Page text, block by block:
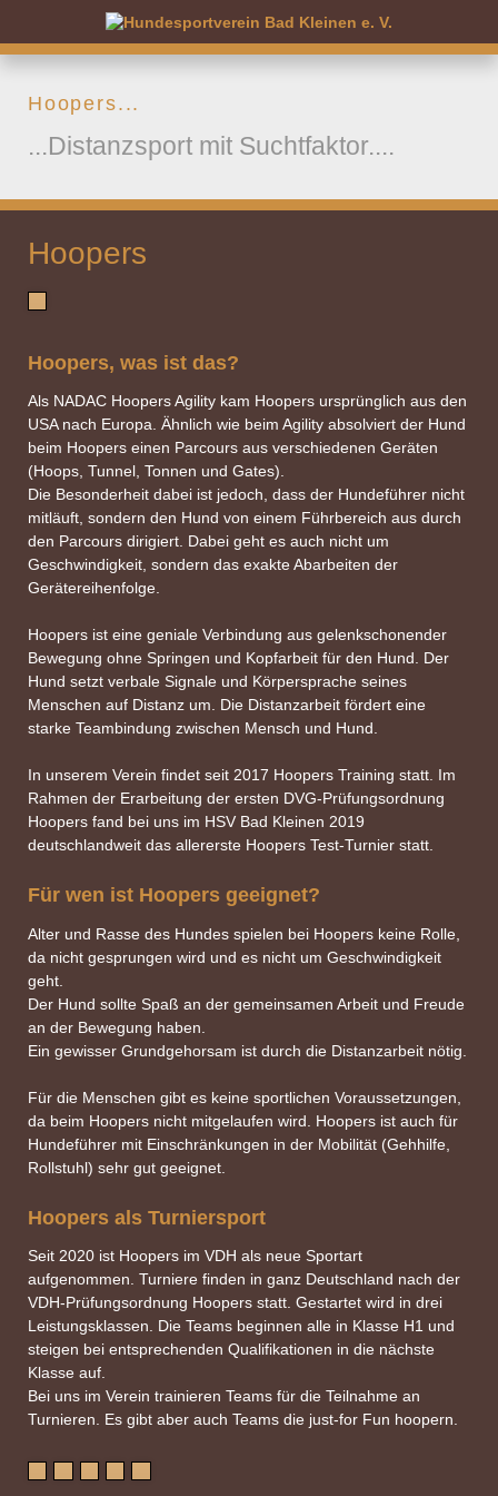
Hoopers...
...Distanzsport mit Suchtfaktor....
Hoopers
Hoopers, was ist das?
Als NADAC Hoopers Agility kam Hoopers ursprünglich aus den
USA nach Europa. Ähnlich wie beim Agility absolviert der Hund
beim Hoopers einen Parcours aus verschiedenen Geräten
(Hoops, Tunnel, Tonnen und Gates).
Die Besonderheit dabei ist jedoch, dass der Hundeführer nicht
mitläuft, sondern den Hund von einem Führbereich aus durch
den Parcours dirigiert. Dabei geht es auch nicht um
Geschwindigkeit, sondern das exakte Abarbeiten der
Gerätereihenfolge.
Hoopers ist eine geniale Verbindung aus gelenkschonender
Bewegung ohne Springen und Kopfarbeit für den Hund. Der
Hund setzt verbale Signale und Körpersprache seines
Menschen auf Distanz um. Die Distanzarbeit fördert eine
starke Teambindung zwischen Mensch und Hund.
In unserem Verein findet seit 2017 Hoopers Training statt. Im
Rahmen der Erarbeitung der ersten DVG-Prüfungsordnung
Hoopers fand bei uns im HSV Bad Kleinen 2019
deutschlandweit das allererste Hoopers Test-Turnier statt.
Für wen ist Hoopers geeignet?
Alter und Rasse des Hundes spielen bei Hoopers keine Rolle,
da nicht gesprungen wird und es nicht um Geschwindigkeit
geht.
Der Hund sollte Spaß an der gemeinsamen Arbeit und Freude
an der Bewegung haben.
Ein gewisser Grundgehorsam ist durch die Distanzarbeit nötig.
Für die Menschen gibt es keine sportlichen Voraussetzungen,
da beim Hoopers nicht mitgelaufen wird. Hoopers ist auch für
Hundeführer mit Einschränkungen in der Mobilität (Gehhilfe,
Rollstuhl) sehr gut geeignet.
Hoopers als Turniersport
Seit 2020 ist Hoopers im VDH als neue Sportart
aufgenommen. Turniere finden in ganz Deutschland nach der
VDH-Prüfungsordnung Hoopers statt. Gestartet wird in drei
Leistungsklassen. Die Teams beginnen alle in Klasse H1 und
steigen bei entsprechenden Qualifikationen in die nächste
Klasse auf.
Bei uns im Verein trainieren Teams für die Teilnahme an
Turnieren. Es gibt aber auch Teams die just-for Fun hoopern.